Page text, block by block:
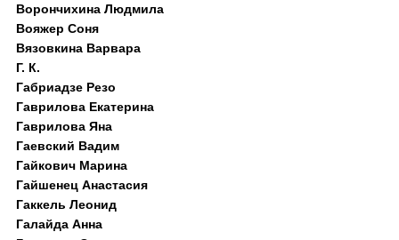
Ворончихина Людмила
Вояжер Соня
Вязовкина Варвара
Г. К.
Габриадзе Резо
Гаврилова Екатерина
Гаврилова Яна
Гаевский Вадим
Гайкович Марина
Гайшенец Анастасия
Гаккель Леонид
Галайда Анна